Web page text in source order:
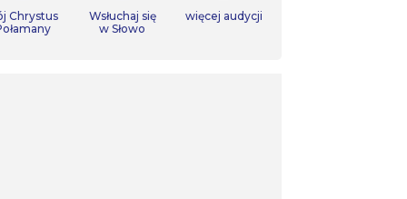
Chrystus
Wsłuchaj się
w Słowo
więcej audycji